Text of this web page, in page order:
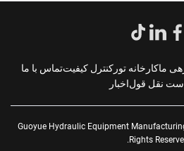
کارخانه تورکنترل کیفیتتماس با ما
قول اخبار
© 2026 Guoyue Hydraulic Equipment
Rights